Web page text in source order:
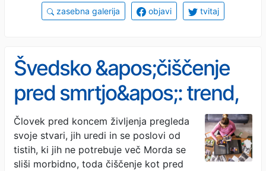
zasebna galerija objavi tvitaj
Švedsko &apos;čiščenje
pred smrtjo&apos;: trend,
ki osvobaja
Človek pred koncem življenja pregleda
svoje stvari, jih uredi in se poslovi od
tistih, ki jih ne potrebuje več Morda se
sliši morbidno, toda čiščenje kot pred